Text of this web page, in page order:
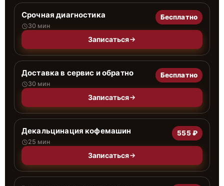
Срочная диагностика
30 мин
Бесплатно
Записаться
Доставка в сервис и обратно
30 мин
Бесплатно
Записаться
Декальцинация кофемашин
25 мин
555 ₽
Записаться